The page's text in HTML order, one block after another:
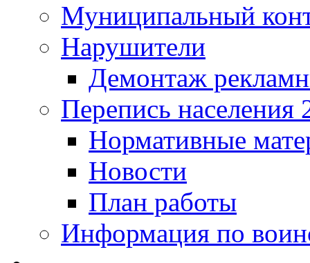
Муниципальный
Нарушители
Демонтаж
Перепись населения
Нормативные
Новости
План работы
Информация по